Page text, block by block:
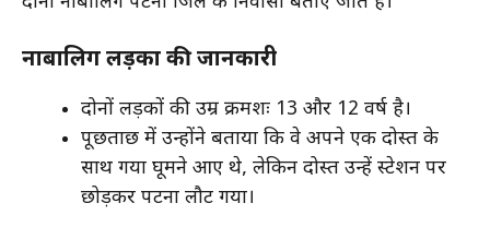
नाबालिग लड़कों की जानकारी
दोनों लड़कों की उम्र क्रमशः 13 और 12 वर्ष है।
पूछताछ में उन्होंने बताया कि वे अपने एक दोस्त के
साथ गया घूमने आए थे, लेकिन दोस्त उन्हें स्टेशन पर
छोड़कर पटना लौट गया।